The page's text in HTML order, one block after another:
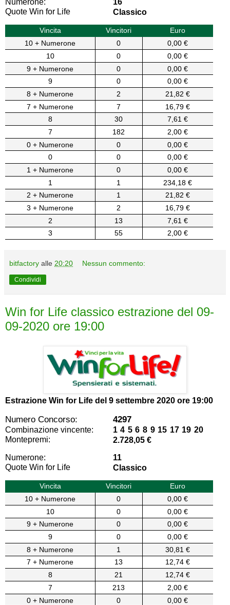
Quote Win for Life
Classico
Vincita Vincitori
Euro
10 + Numerone
0
0,00 €
10
0
0,00 €
9 + Numerone
0
0,00 €
9
0
0,00 €
8 + Numerone
2
21,82 €
7 + Numerone
7
16,79 €
8
30
7,61 €
7
182
2,00 €
0 + Numerone
0
0,00 €
0
0
0,00 €
1 + Numerone
0
0,00 €
1
1
234,18 €
2 + Numerone
1
21,82 €
3 + Numerone
2
16,79 €
2
13
7,61 €
3
55 2,00 €
bitfactory alle 20:20 Nessun commento:
Condividi
Win for Life classico estrazione del 09-
09-2020 ore 19:00
Estrazione Win for Life del 9 settembre 2020 ore 19:00
Numero Concorso: 4297
Combinazione vincente:
1 4 5 6 8 9 15 17 19 20
Montepremi:
2.728,05 €
Numerone:
11
Quote Win for Life
Classico
Vincita Vincitori
Euro
10 + Numerone
0
0,00 €
10
0
0,00 €
9 + Numerone
0
0,00 €
9
0
0,00 €
8 + Numerone
1
30,81 €
7 + Numerone
13
12,74 €
8
21
12,74 €
7
213
2,00 €
0 + Numerone
0
0,00 €